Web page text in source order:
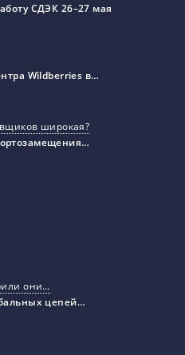
СДЭК 26–27 мая
Wildberries в…
широкая?
они…
цепей…